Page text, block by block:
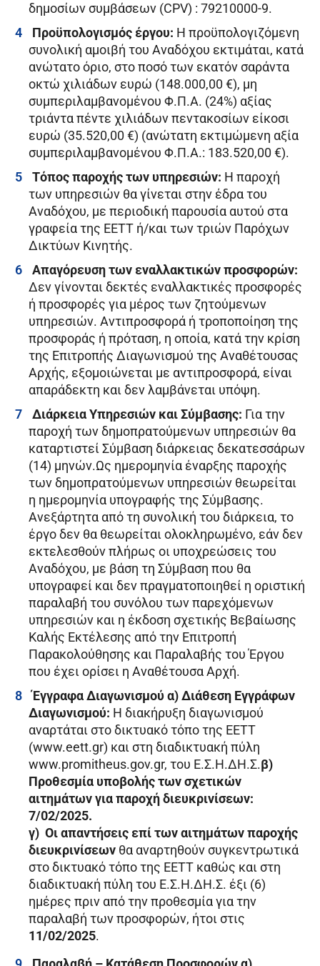
δημοσίων συμβάσεων (CPV) : 79210000-9.
Προϋπολογισμός έργου: Η προϋπολογιζόμενη
συνολική αμοιβή του Αναδόχου εκτιμάται, κατά
ανώτατο όριο, στο ποσό των εκατόν σαράντα
οκτώ χιλιάδων ευρώ (148.000,00 €), μη
συμπεριλαμβανομένου Φ.Π.Α. (24%) αξίας
τριάντα πέντε χιλιάδων πεντακοσίων είκοσι
ευρώ (35.520,00 €) (ανώτατη εκτιμώμενη αξία
συμπεριλαμβανομένου Φ.Π.Α.: 183.520,00 €).
Τόπος παροχής των υπηρεσιών: Η παροχή
των υπηρεσιών θα γίνεται στην έδρα του
Αναδόχου, με περιοδική παρουσία αυτού στα
γραφεία της ΕΕΤΤ ή/και των τριών Παρόχων
Δικτύων Κινητής.
Απαγόρευση των εναλλακτικών προσφορών:
Δεν γίνονται δεκτές εναλλακτικές προσφορές
ή προσφορές για μέρος των ζητούμενων
υπηρεσιών. Αντιπροσφορά ή τροποποίηση της
προσφοράς ή πρόταση, η οποία, κατά την κρίση
της Επιτροπής Διαγωνισμού της Αναθέτουσας
Αρχής, εξομοιώνεται με αντιπροσφορά, είναι
απαράδεκτη και δεν λαμβάνεται υπόψη.
Διάρκεια Υπηρεσιών και Σύμβασης: Για την
παροχή των δημοπρατούμενων υπηρεσιών θα
καταρτιστεί Σύμβαση διάρκειας δεκατεσσάρων
(14) μηνών.Ως ημερομηνία έναρξης παροχής
των δημοπρατούμενων υπηρεσιών θεωρείται
η ημερομηνία υπογραφής της Σύμβασης.
Ανεξάρτητα από τη συνολική του διάρκεια, το
έργο δεν θα θεωρείται ολοκληρωμένο, εάν δεν
εκτελεσθούν πλήρως οι υποχρεώσεις του
Αναδόχου, με βάση τη Σύμβαση που θα
υπογραφεί και δεν πραγματοποιηθεί η οριστική
παραλαβή του συνόλου των παρεχόμενων
υπηρεσιών και η έκδοση σχετικής Βεβαίωσης
Καλής Εκτέλεσης από την Επιτροπή
Παρακολούθησης και Παραλαβής του Έργου
που έχει ορίσει η Αναθέτουσα Αρχή.
Έγγραφα Διαγωνισμού α) Διάθεση Εγγράφων
Διαγωνισμού: Η διακήρυξη διαγωνισμού
αναρτάται στο δικτυακό τόπο της ΕΕΤΤ
(www.eett.gr) και στη διαδικτυακή πύλη
www.promitheus.gov.gr, του Ε.Σ.Η.ΔΗ.Σ.β)
Προθεσμία υποβολής των σχετικών
αιτημάτων για παροχή διευκρινίσεων:
7/02/2025.
γ) Οι απαντήσεις επί των αιτημάτων παροχής
διευκρινίσεων θα αναρτηθούν συγκεντρωτικά
στο δικτυακό τόπο της ΕΕΤΤ καθώς και στη
διαδικτυακή πύλη του Ε.Σ.Η.ΔΗ.Σ. έξι (6)
ημέρες πριν από την προθεσμία για την
παραλαβή των προσφορών, ήτοι στις
11/02/2025.